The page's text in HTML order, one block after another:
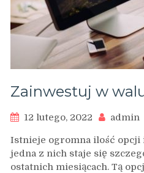
Zainwestuj w
12 lutego, 2022 admin
Istnieje ogromna ilość opcji
jedna z nich staje się
ostatnich miesiącach. Tą